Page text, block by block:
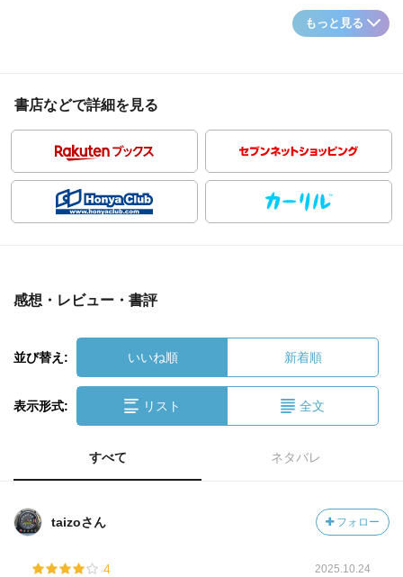
もっと見る
書店などで詳細を見る
感想・レビュー・書評
並び替え: いいね順 新着順
表示形式: リスト 全文
すべて ネタバレ
taizoさん フォロー
4 2025.10.24